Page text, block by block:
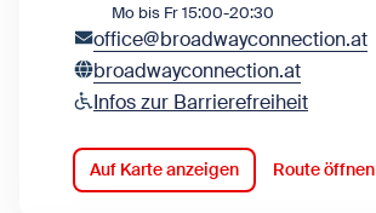
Mo bis Fr 15:00-20:30
office@broadwayconnection.at
broadwayconnection.at
Infos zur Barrierefreiheit
Auf Karte anzeigen Route öffnen